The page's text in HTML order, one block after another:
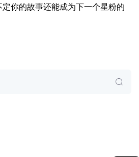
你的故事还能成为下一个星粉的